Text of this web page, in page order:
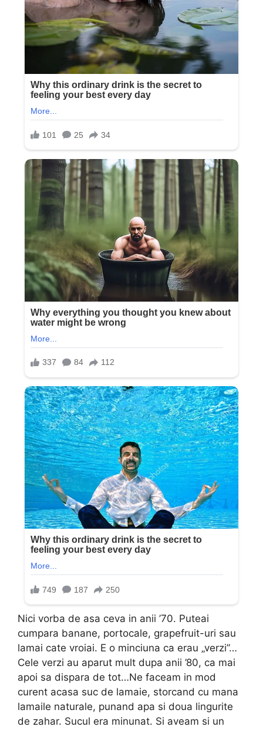
Nici vorba de asa ceva in anii ’70. Puteai
cumpara banane, portocale, grapefruit-uri sau
lamai cate vroiai. E o minciuna ca erau „verzi”…
Cele verzi au aparut mult dupa anii ’80, ca mai
apoi sa dispara de tot…Ne faceam in mod
curent acasa suc de lamaie, storcand cu mana
lamaile naturale, punand apa si doua lingurite
de zahar. Sucul era minunat. Si aveam si un